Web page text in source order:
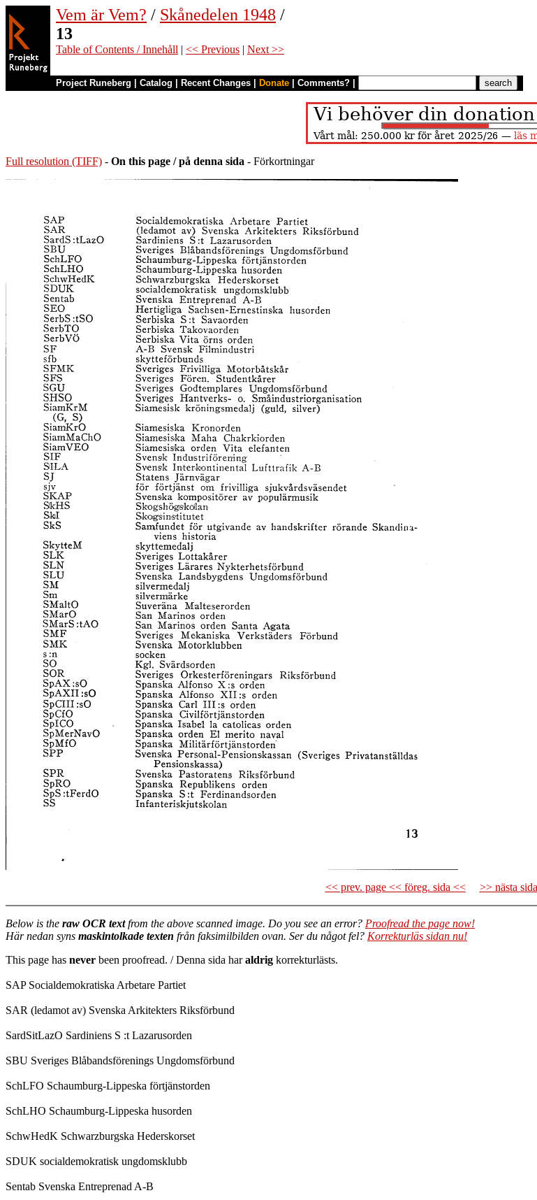
Vem är Vem? / Skånedelen 1948 /
13
Table of Contents / Innehåll | << Previous | Next >>
Project Runeberg Catalog Recent Changes Donate Comments?
Full resolution (TIFF) - On this page / på denna sida - Förkortningar
<< prev. page << föreg. sida << >> nästa
Below is the raw OCR textfrom the above scanned image. Do you see an error? Proofread the page now!
Här nedan syns maskintolkade texten från faksimilbilden ovan. Ser du något fel? Korrekturläs sidan nu!
This page has never been proofread. / Denna sida haraldrig korrekturlästs.
SAP Socialdemokratiska Arbetare Partiet
SAR (ledamot av) Svenska Arkitekters Riksförbund
SardSitLazO Sardiniens S :t Lazarusorden
SBU Sveriges Blåbandsförenings Ungdomsförbund
SchLFO Schaumburg-Lippeska förtjänstorden
SchLHO Schaumburg-Lippeska husorden
SchwHedK Schwarzburgska Hederskorset
SDUK socialdemokratisk ungdomsklubb
Sentab Svenska Entreprenad A-B